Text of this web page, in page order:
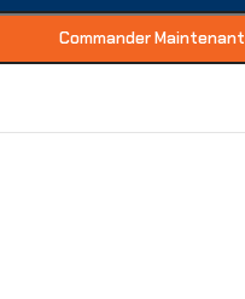
Commander Maintenant